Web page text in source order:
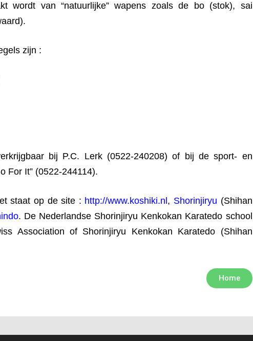
wordt van “natuurlijke” wapens zoals de bo (stok), sai
zijn :
bij P.C. Lerk (0522-240208) of bij de sport- en
For It” (0522-244114).
staat op de site : http://www.koshiki.nl , Shorinjiryu (Shihan
. De Nederlandse Shorinjiryu Kenkokan Karatedo school
Association of Shorinjiryu Kenkokan Karatedo (Shihan
Home